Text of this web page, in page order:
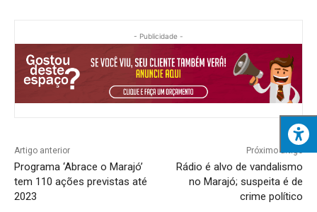
- Publicidade -
Artigo anterior
Programa ‘Abrace o Marajó’
tem 110 ações previstas até
2023
Próximo artigo
Rádio é alvo de vandalismo
no Marajó; suspeita é de
crime político